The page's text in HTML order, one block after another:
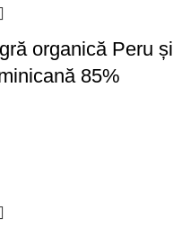
organică Peru și
85%